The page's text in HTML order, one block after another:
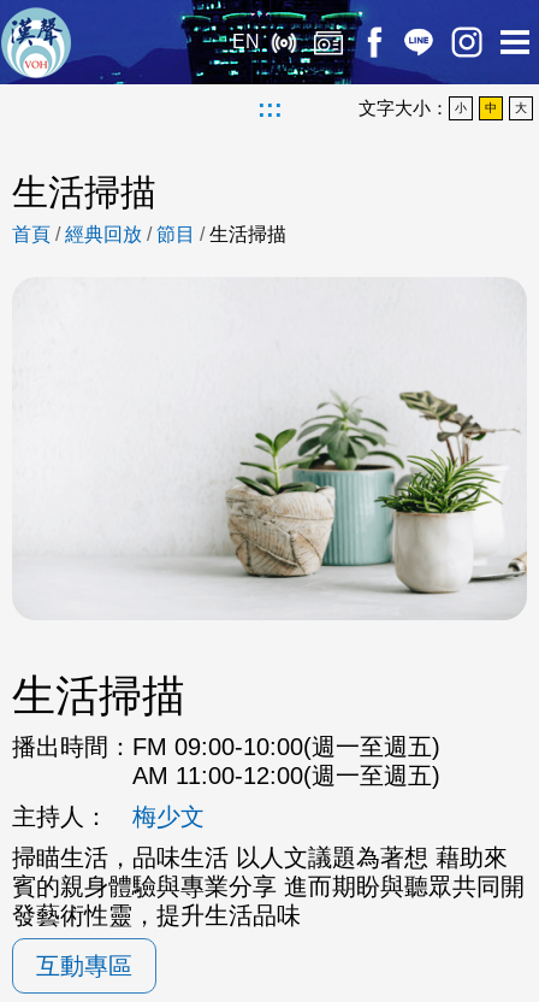
EN
::: 文字大小： 小 中 大
生活掃描
首頁 /經典回放 /節目 /生活掃描
生活掃描
播出時間： FM 09:00-10:00(週一至週五)
AM 11:00-12:00(週一至週五)
主持人：
梅少文
掃瞄生活，品味生活 以人文議題為著想 藉助來
賓的親身體驗與專業分享 進而期盼與聽眾共同開
發藝術性靈，提升生活品味
互動專區